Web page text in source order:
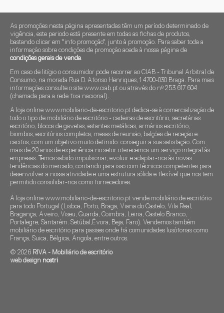
As promoções nesta página apresentadas têm um período determinado de
vigência, este periodo está presente em todas as fichas de produtos,
bastando clicar em "info promoção", junto à promoção. Para saber toda a
informação sobre condições de promoção aceda à nossa página de
condições gerais de venda.
Em caso de litígio o consumidor pode recorrer ao CIAB - Tribunal Arbitral de
Consumo, na morada Rua D. Afonso Henriques, 1 4700-030 Braga. Para mais
informações consulte o site www.ciab.pt ou através do nº 253 617 604
(chamada para a rede fixa nacional).
A loja online www.mobiliario-de-escritorio.pt dedica-se à comercialização de
todo o tipo de mobiliário de escritório - cadeiras de escritório, secretárias
escritório, blocos de gavetas, estantes metálicas, armários escritório,
biombos, escritórios completos, mesas de reunião, balções de receção e
cacifos, com um objetivo muito definido: conseguir a sua satisfação. Com
mais de 20 anos de experiência no setor oferecemos um serviço integral às
empresas. Temos sabido impulsionar, evoluir e adaptar-nos às novas
tendências do mercado, contando para isso com técnicos competentes para
desenvolver a nossa atividade e uma estrutura sólida e flexível que nos tem
permitido consolidar-nos como fornecedores.
A loja online www.mobiliario-de-escritorio.pt vende mobiliário de escritório
para todo Portugal (Lisboa, Porto, Braga, Viana do Castelo, Vila Real,
Bragança, Aveiro, Viseu, Guarda, Coimbra, Leiria, Castelo Branco,
Portalegre, Santarém. Setúbal,Évora, Beja, Faro). Vendemos também
mobiliário de escritório para pasises onde há comunidades lusófonas como
França, Suica, Bélgica, Angola, entre outros.
© 2026 RIVA - Mobiliário de escritório
web design nostri